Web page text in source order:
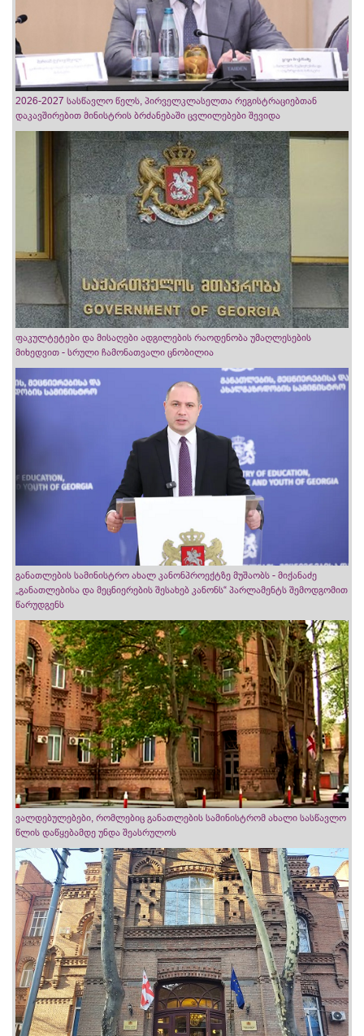
2026-2027 სასწავლო წელს, პირველკლასელთა რეგისტრაციებთან
დაკავშირებით მინისტრის ბრძანებაში ცვლილებები შევიდა
ფაკულტეტები და მისაღები ადგილების რაოდენობა უმაღლესების
მიხედვით - სრული ჩამონათვალი ცნობილია
განათლების სამინისტრო ახალ კანონპროექტზე მუშაობს - მიქანაძე
„განათლებისა და მეცნიერების შესახებ კანონს“ პარლამენტს შემოდგომით
წარუდგენს
ვალდებულებები, რომლებიც განათლების სამინისტრომ ახალი სასწავლო
წლის დაწყებამდე უნდა შეასრულოს